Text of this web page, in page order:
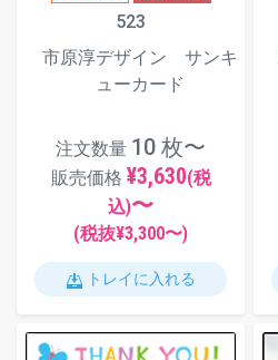
523
市原淳デザイン サンキ
ューカード
注文数量 10 枚〜
販売価格 ¥3,630(税
込)〜
(税抜¥3,300〜)
トレイに入れる